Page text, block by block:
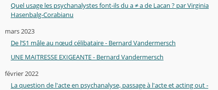
Quel usage les psychanalystes font-ils du a ≠ a de Lacan ? par Virginia
Hasenbalg-Corabianu
mars 2023
De l’S1 mâle au nœud célibataire - Bernard Vandermersch
UNE MAITRESSE EXIGEANTE - Bernard Vandermersch
février 2022
La question de l'acte en psychanalyse, passage à l'acte et acting out -